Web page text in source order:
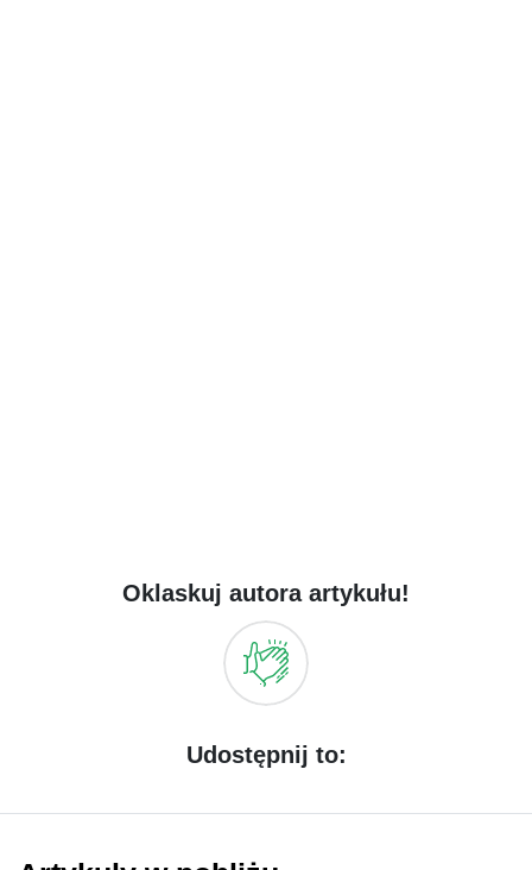
Oklaskuj autora artykułu!
Udostępnij to: